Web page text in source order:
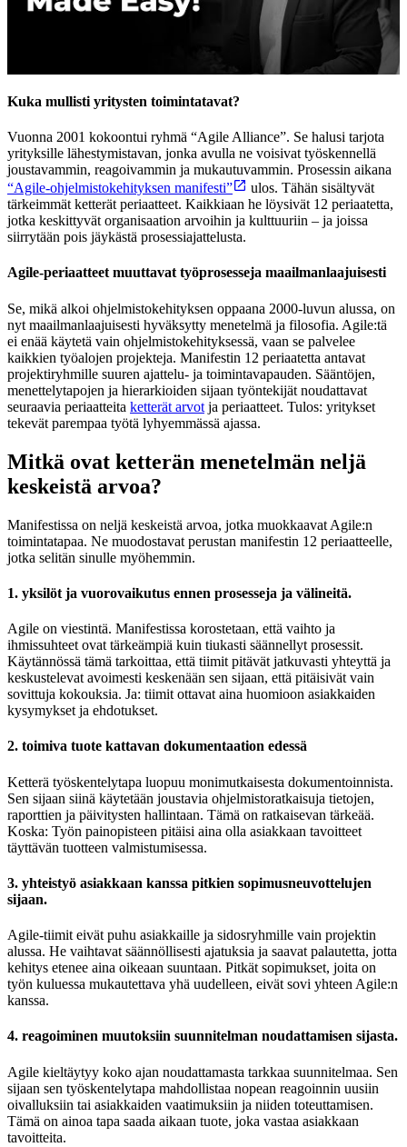
Kuka mullisti yritysten toimintatavat?
Vuonna 2001 kokoontui ryhmä “Agile Alliance”. Se halusi tarjota
yrityksille lähestymistavan, jonka avulla ne voisivat työskennellä
joustavammin, reagoivammin ja mukautuvammin. Prosessin aikana
“Agile-ohjelmistokehityksen manifesti”
ulos. Tähän sisältyvät
tärkeimmät ketterät periaatteet. Kaikkiaan he löysivät 12 periaatetta,
jotka keskittyvät organisaation arvoihin ja kulttuuriin – ja joissa
siirrytään pois jäykästä prosessiajattelusta.
Agile-periaatteet muuttavat työprosesseja maailmanlaajuisesti
Se, mikä alkoi ohjelmistokehityksen oppaana 2000-luvun alussa, on
nyt maailmanlaajuisesti hyväksytty menetelmä ja filosofia. Agile:tä
ei enää käytetä vain ohjelmistokehityksessä, vaan se palvelee
kaikkien työalojen projekteja. Manifestin 12 periaatetta antavat
projektiryhmille suuren ajattelu- ja toimintavapauden. Sääntöjen,
menettelytapojen ja hierarkioiden sijaan työntekijät noudattavat
seuraavia periaatteita ketterät arvot ja periaatteet. Tulos: yritykset
tekevät parempaa työtä lyhyemmässä ajassa.
Mitkä ovat ketterän menetelmän neljä
keskeistä arvoa?
Manifestissa on neljä keskeistä arvoa, jotka muokkaavat Agile:n
toimintatapaa. Ne muodostavat perustan manifestin 12 periaatteelle,
jotka selitän sinulle myöhemmin.
1. yksilöt ja vuorovaikutus ennen prosesseja ja välineitä.
Agile on viestintä. Manifestissa korostetaan, että vaihto ja
ihmissuhteet ovat tärkeämpiä kuin tiukasti säännellyt prosessit.
Käytännössä tämä tarkoittaa, että tiimit pitävät jatkuvasti yhteyttä ja
keskustelevat avoimesti keskenään sen sijaan, että pitäisivät vain
sovittuja kokouksia. Ja: tiimit ottavat aina huomioon asiakkaiden
kysymykset ja ehdotukset.
2. toimiva tuote kattavan dokumentaation edessä
Ketterä työskentelytapa luopuu monimutkaisesta dokumentoinnista.
Sen sijaan siinä käytetään joustavia ohjelmistoratkaisuja tietojen,
raporttien ja päivitysten hallintaan. Tämä on ratkaisevan tärkeää.
Koska: Työn painopisteen pitäisi aina olla asiakkaan tavoitteet
täyttävän tuotteen valmistumisessa.
3. yhteistyö asiakkaan kanssa pitkien sopimusneuvottelujen
sijaan.
Agile-tiimit eivät puhu asiakkaille ja sidosryhmille vain projektin
alussa. He vaihtavat säännöllisesti ajatuksia ja saavat palautetta, jotta
kehitys etenee aina oikeaan suuntaan. Pitkät sopimukset, joita on
työn kuluessa mukautettava yhä uudelleen, eivät sovi yhteen Agile:n
kanssa.
4. reagoiminen muutoksiin suunnitelman noudattamisen sijasta.
Agile kieltäytyy koko ajan noudattamasta tarkkaa suunnitelmaa. Sen
sijaan sen työskentelytapa mahdollistaa nopean reagoinnin uusiin
oivalluksiin tai asiakkaiden vaatimuksiin ja niiden toteuttamisen.
Tämä on ainoa tapa saada aikaan tuote, joka vastaa asiakkaan
tavoitteita.